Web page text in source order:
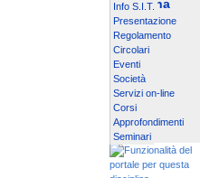
Info S.I.T.
Presentazione
Regolamento
Circolari
Eventi
Società
Servizi on-line
Corsi
Approfondimenti
Seminari